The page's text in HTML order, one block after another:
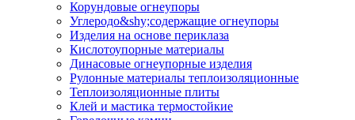
Корундовые огнеупоры
Углеродо&shy;содержащие огнеупоры
Изделия на основе периклаза
Кислотоупорные материалы
Динасовые огнеупорные изделия
Рулонные материалы теплоизоляционные
Тепло­изоляционные плиты
Клей и мастика термостойкие